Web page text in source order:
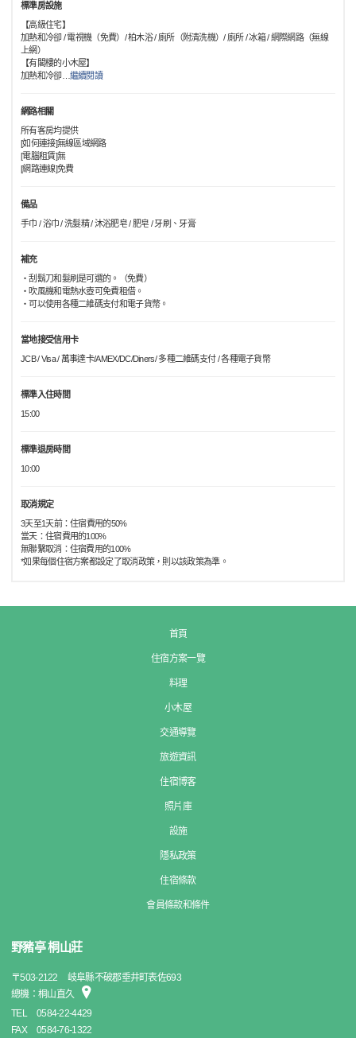
標準房設施
【高級住宅】
加熱和冷卻 / 電視機（免費）/ 柏木浴 / 廁所（附清洗機）/ 廁所 / 冰箱 / 網際網路（無線
上網）
【有閣樓的小木屋】
加熱和冷卻
繼續閱讀
網路相關
所有客房均提供
[如何連接]無線區域網路
[電腦租賃]無
[網路連線]免費
備品
手巾 / 浴巾 / 洗髮精 / 沐浴肥皂 / 肥皂 / 牙刷、牙膏
補充
・刮鬍刀和髮刷是可選的。（免費）
・吹風機和電熱水壺可免費租借。
・可以使用各種二維碼支付和電子貨幣。
當地接受信用卡
JCB / Visa / 萬事達卡/AMEX/DC/Diners/ 多種二維碼支付 / 各種電子貨幣
標準入住時間
15:00
標準退房時間
10:00
取消規定
3天至1天前：住宿費用的50%
當天：住宿費用的100%
無聯繫取消：住宿費用的100%
*如果每個住宿方案都設定了取消政策，則以該政策為準。
首頁
住宿方案一覽
料理
小木屋
交通導覽
旅遊資訊
住宿博客
照片庫
設施
隱私政策
住宿條款
會員條款和條件
野豬亭 桐山莊
〒503-2122
岐阜縣不破郡垂井町表佐693
總機：桐山直久
TEL
0584-22-4429
FAX
0584-76-1322